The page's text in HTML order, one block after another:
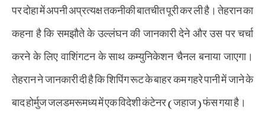
पर दोहा में अपनी अप्रत्यक्ष तकनीकी बातचीत पूरी कर ली है। तेहरान का
कहना है कि समझौते के उल्लंघन की जानकारी देने और उस पर चर्चा
करने के लिए वाशिंगटन के साथ कम्युनिकेशन चैनल बनाया जाएगा।
तेहरान ने जानकारी दी है कि शिपिंग रूट के बाहर कम गहरे पानी में जाने के
बाद होर्मुज जलडमरूमध्य में एक विदेशी कंटेनर (जहाज) फंस गया है।